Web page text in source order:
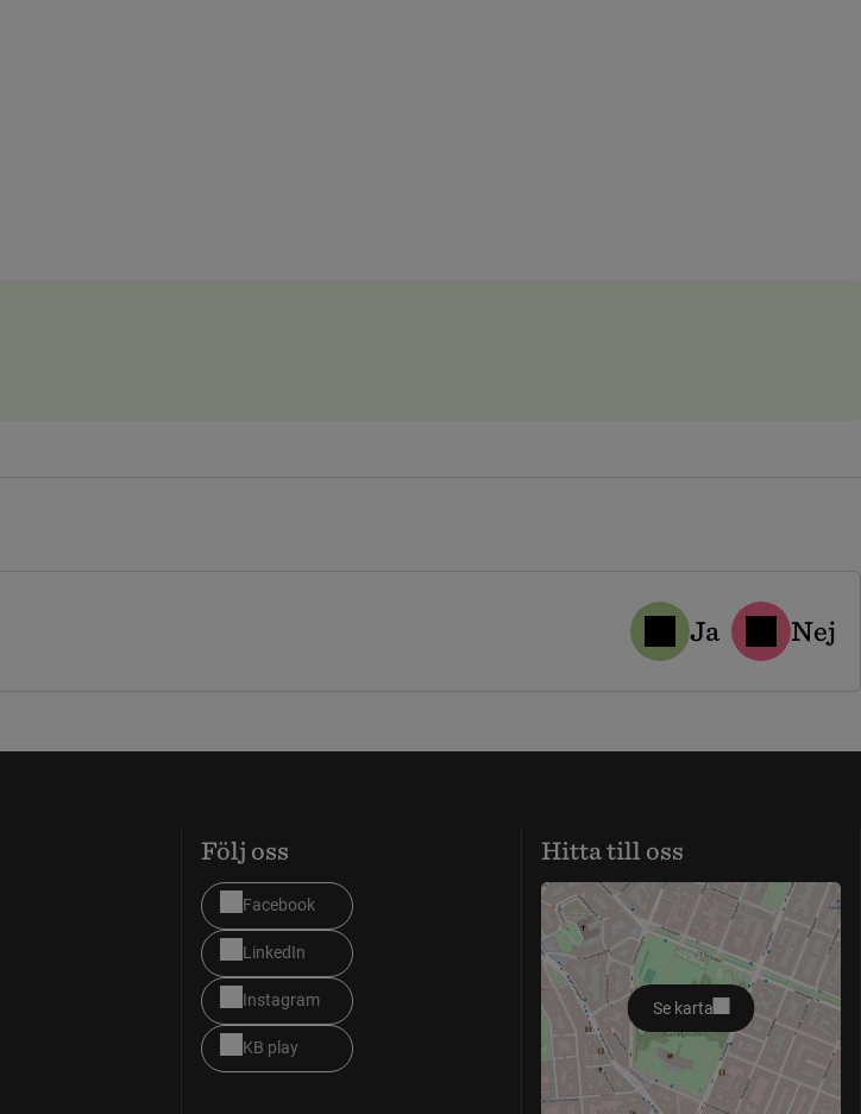
Ja Nej
Följ oss
Facebook
LinkedIn
Instagram
KB play
Hitta till oss
Se karta
öppnas i nytt fönster